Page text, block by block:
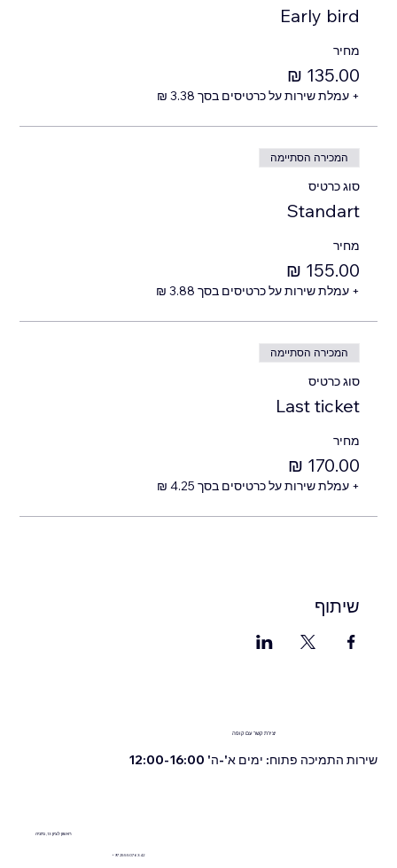
Early bird
מחיר
+ עמלת שירות על כרטיסים בסך ‏3.38 ‏₪
המכירה הסתיימה
סוג כרטיס
Standart
מחיר
+ עמלת שירות על כרטיסים בסך ‏3.88 ‏₪
המכירה הסתיימה
סוג כרטיס
Last ticket
מחיר
+ עמלת שירות על כרטיסים בסך ‏4.25 ‏₪
שיתוף
ראשון לציון 13, נתניה
+972555076342
יצירת קשר עם קופה
שירות התמיכה פתוח: ימים א'-ה' 12:00-16:00